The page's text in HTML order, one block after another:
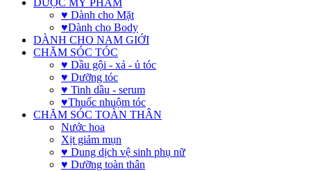
DƯỢC MỸ PHẨM
♥ Dành cho Mặt
♥Dành cho Body
DÀNH CHO NAM GIỚI
CHĂM SÓC TÓC
♥ Dầu gội - xả - ủ tóc
♥ Dưỡng tóc
♥ Tinh dầu - serum
♥Thuốc nhuộm tóc
CHĂM SÓC TOÀN THÂN
Nước hoa
Xịt giảm mụn
♥ Dung dịch vệ sinh phụ nữ
♥ Dưỡng toàn thân